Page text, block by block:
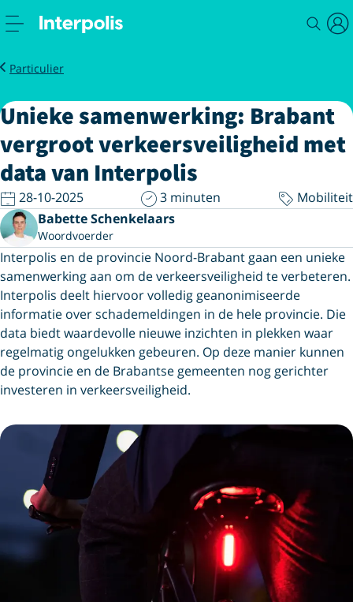
Nieuws
Particulier
Brabant vergroot verkeersveiligheid met data van Interpolis
Unieke samenwerking: Brabant
vergroot verkeersveiligheid met
data van Interpolis
28-10-2025 3 minuten
Mobiliteit
Babette Schenkelaars
Woordvoerder
Interpolis en de provincie Noord-Brabant gaan een unieke
samenwerking aan om de verkeersveiligheid te verbeteren.
Interpolis deelt hiervoor volledig geanonimiseerde
informatie over schademeldingen in de hele provincie. Die
data biedt waardevolle nieuwe inzichten in plekken waar
regelmatig ongelukken gebeuren. Op deze manier kunnen
de provincie en de Brabantse gemeenten nog gerichter
investeren in verkeersveiligheid.